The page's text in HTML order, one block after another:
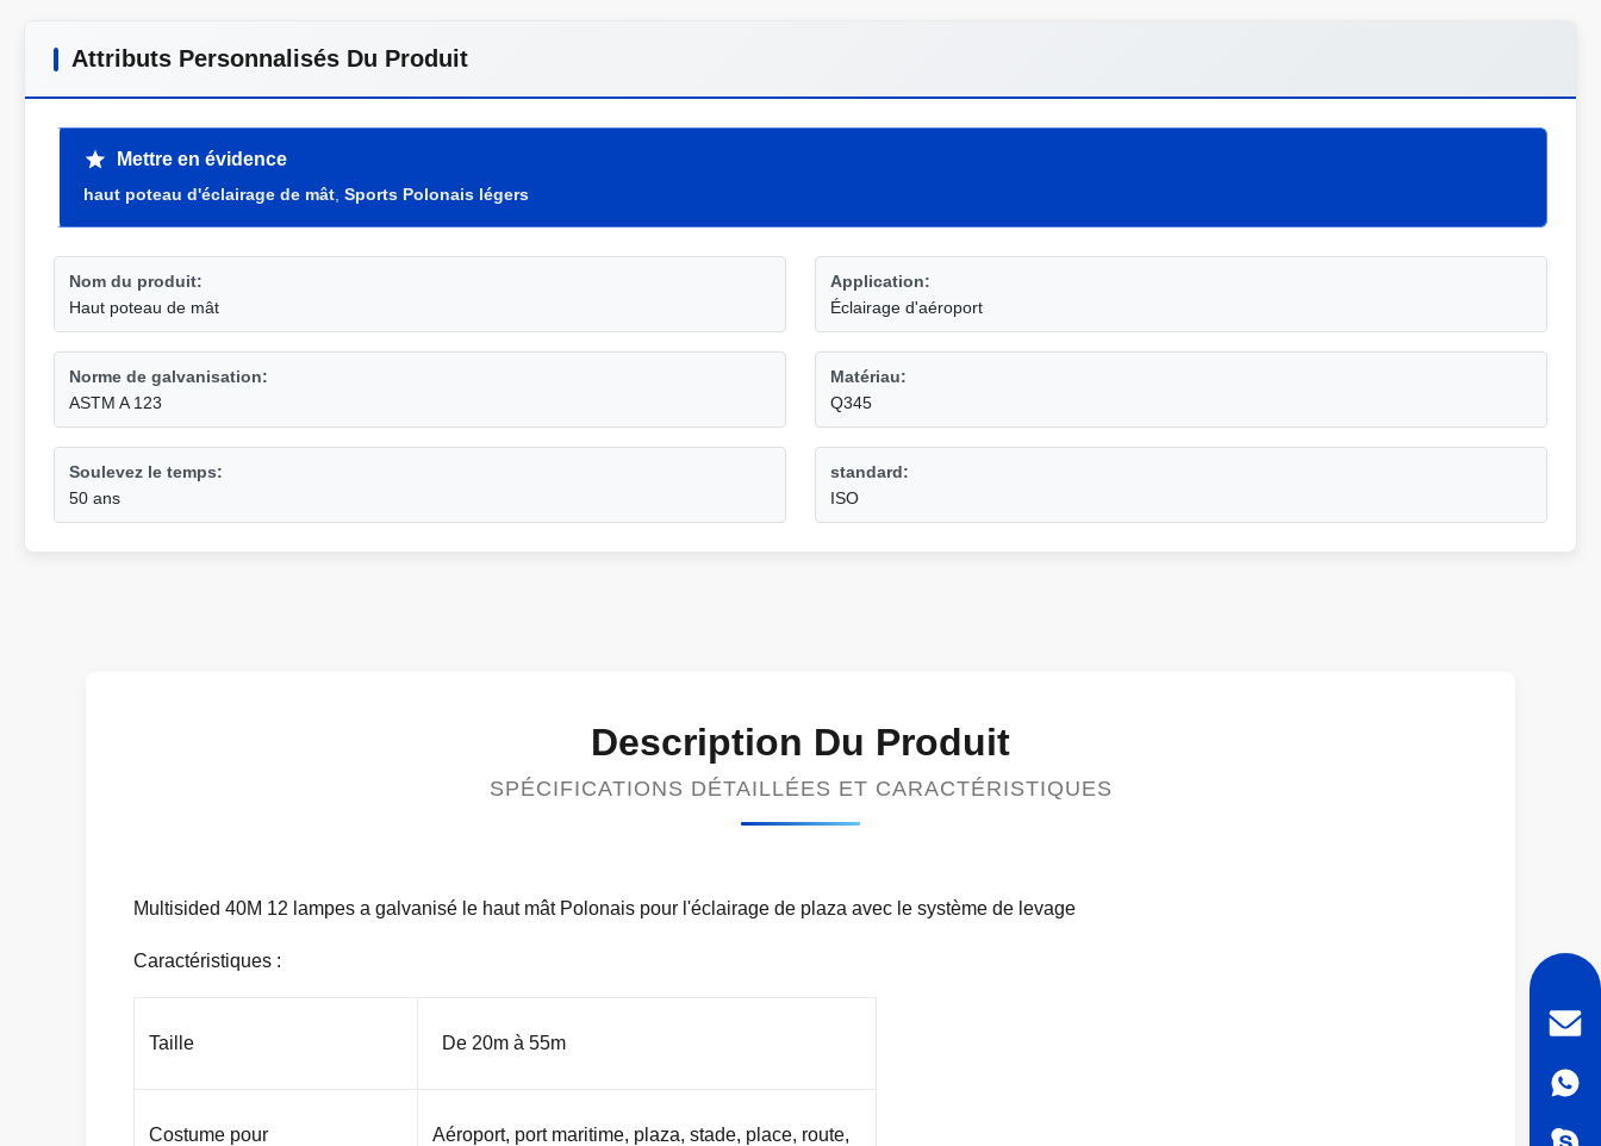
Attributs Personnalisés Du Produit
Mettre en évidence
haut poteau d'éclairage de mât Sports Polonais légers
Nom du produit:
Haut poteau de mât
Application:
Éclairage d'aéroport
Norme de galvanisation:
ASTM A 123
Matériau:
Q345
Soulevez le temps:
50 ans
standard:
ISO
Description Du Produit
SPÉCIFICATIONS DÉTAILLÉES ET CARACTÉRISTIQUES
Multisided 40M 12 lampes a galvanisé le haut mât Polonais pour l'éclairage de plaza avec le système de levage
Caractéristiques :
Taille De 20m à 55m
Costume pour Aéroport, port maritime, plaza, stade, place, route,